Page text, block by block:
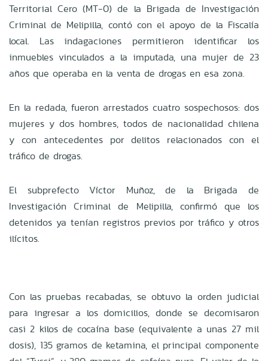
Territorial Cero (MT-0) de la Brigada de Investigación
Criminal de Melipilla, contó con el apoyo de la Fiscalía
local. Las indagaciones permitieron identificar los
inmuebles vinculados a la imputada, una mujer de 23
años que operaba en la venta de drogas en esa zona.
En la redada, fueron arrestados cuatro sospechosos: dos
mujeres y dos hombres, todos de nacionalidad chilena
y con antecedentes por delitos relacionados con el
tráfico de drogas.
El subprefecto Víctor Muñoz, de la Brigada de
Investigación Criminal de Melipilla, confirmó que los
detenidos ya tenían registros previos por tráfico y otros
ilícitos.
Con las pruebas recabadas, se obtuvo la orden judicial
para ingresar a los domicilios, donde se decomisaron
casi 2 kilos de cocaína base (equivalente a unas 27 mil
dosis), 135 gramos de ketamina, el principal componente